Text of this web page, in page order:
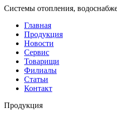
Системы отопления,
Главная
Продукция
Новости
Сервис
Товарищи
Филиалы
Статьи
Контакт
Продукция